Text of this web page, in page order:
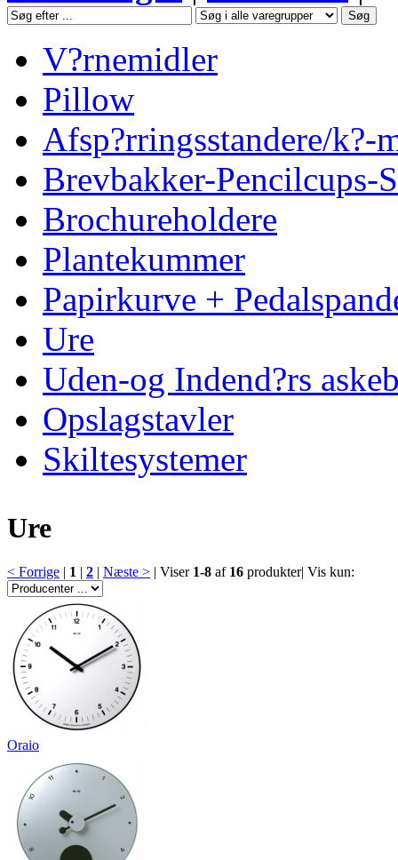
V?rnemidler
Pillow
Afsp?rringsstandere/k?-
Brevbakker-Pencilcups-
Brochureholdere
Plantekummer
Papirkurve +
Ure
Uden-og Indend?rs
Opslagstavler
Skiltesystemer
Ure
< Forrige | 1 | 2 | Næste > | Viser 1-8 af 16 produkter| Vis kun:
Oraio